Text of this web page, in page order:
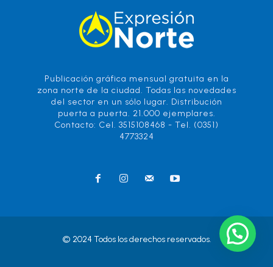
Publicación gráfica mensual gratuita en la
zona norte de la ciudad. Todas las novedades
del sector en un sólo lugar. Distribución
puerta a puerta. 21.000 ejemplares.
Contacto: Cel. 3515108468 - Tel. (0351)
4773324
© 2024 Todos los derechos reservados.